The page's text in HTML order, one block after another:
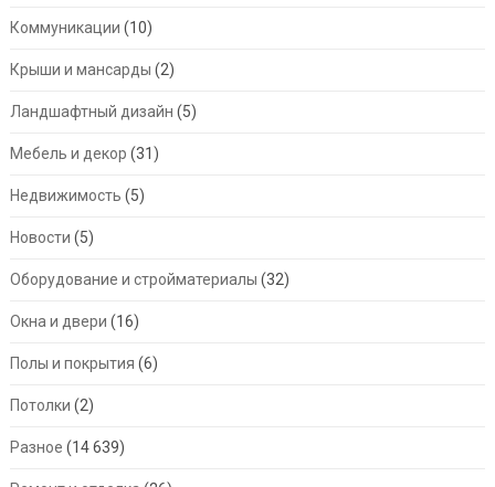
Коммуникации (10)
Крыши и мансарды (2)
Ландшафтный дизайн (5)
Мебель и декор (31)
Недвижимость (5)
Новости (5)
Оборудование и стройматериалы (32)
Окна и двери (16)
Полы и покрытия (6)
Потолки (2)
Разное (14 639)